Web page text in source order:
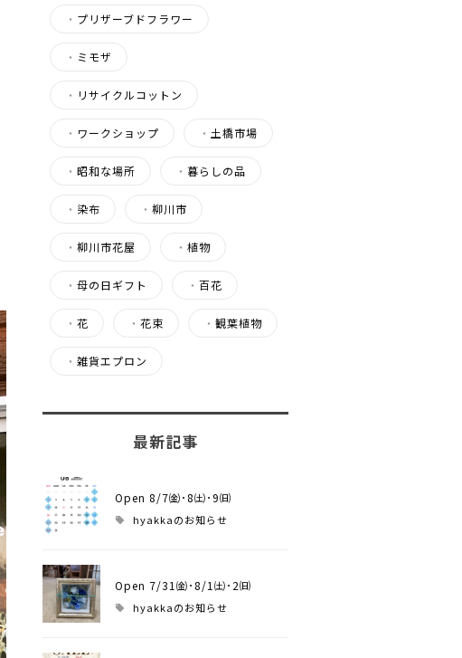
・ プリザーブドフラワー
・ ミモザ
・ リサイクルコットン
・ ワークショップ ・ 土橋市場
・ 昭和な場所 ・ 暮らしの品
・ 染布 ・ 柳川市
・ 柳川市花屋 ・ 植物
・ 母の日ギフト ・ 百花
・ 花 ・ 花束 ・ 観葉植物
・ 雑貨エプロン
最新記事
Open 8/7㈮･8㈯･9㈰
hyakkaのお知らせ
Open 7/31㈮･8/1㈯･2㈰
hyakkaのお知らせ